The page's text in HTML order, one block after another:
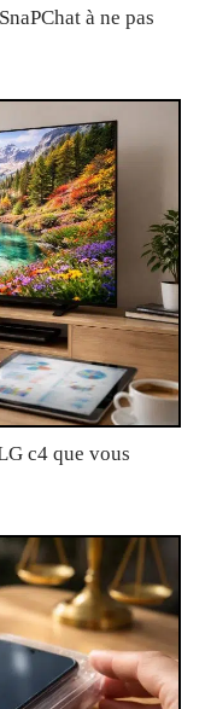
à ne pas
c4 que vous